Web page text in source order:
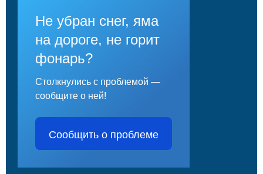
Не убран снег, яма
на дороге, не горит
фонарь?
Столкнулись с проблемой —
сообщите о ней!
Сообщить о проблеме